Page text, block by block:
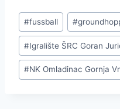
Schlagworte:
#fussball #
#Igralište ŠRC Goran
#NK Omladinac Gornja